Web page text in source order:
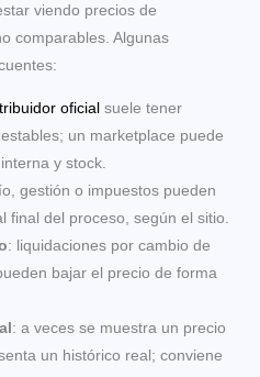
viendo precios de
comparables. Algunas
oficial suele tener
un marketplace puede
y stock.
gestión o impuestos pueden
final del proceso, según el sitio.
: liquidaciones por cambio de
bajar el precio de forma
: a veces se muestra un precio
un histórico real; conviene